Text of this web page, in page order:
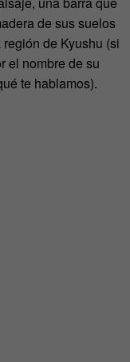
de sus suelos
de Kyushu (si
el nombre de su
te hablamos).